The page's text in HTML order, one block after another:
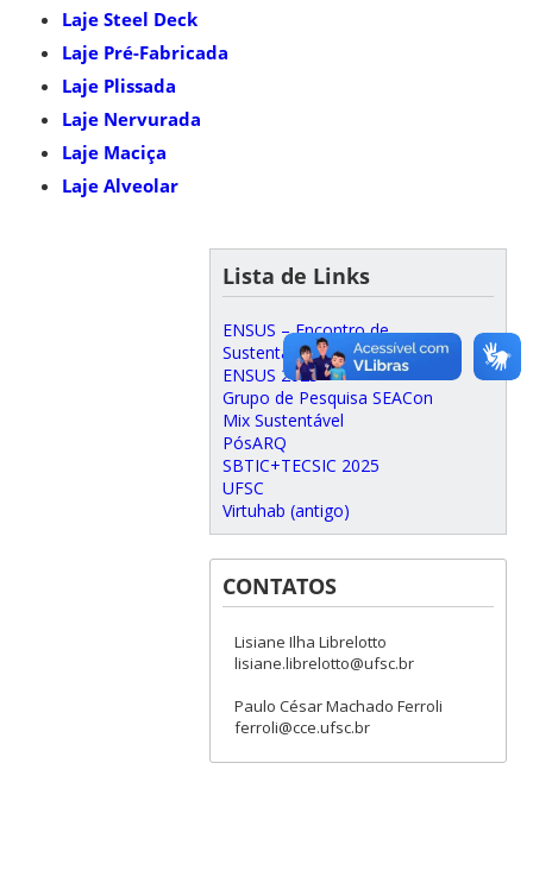
Laje Steel Deck
Laje Pré-Fabricada
Laje Plissada
Laje Nervurada
Laje Maciça
Laje Alveolar
Lista de Links
ENSUS – Encontro de
Sustentabilidade em Projeto
ENSUS 2025
Grupo de Pesquisa SEACon
Mix Sustentável
PósARQ
SBTIC+TECSIC 2025
UFSC
Virtuhab (antigo)
CONTATOS
Lisiane Ilha Librelotto
lisiane.librelotto@ufsc.br
Paulo César Machado Ferroli
ferroli@cce.ufsc.br